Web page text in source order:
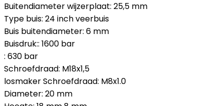
Buitendiameter wijzerplaat: 25,5 mm
Type buis: 24 inch veerbuis
Buis buitendiameter: 6 mm
Buisdruk:: 1600 bar
: 630 bar
Schroefdraad: M18x1,5
losmaker Schroefdraad: M8x1.0
Diameter: 20 mm